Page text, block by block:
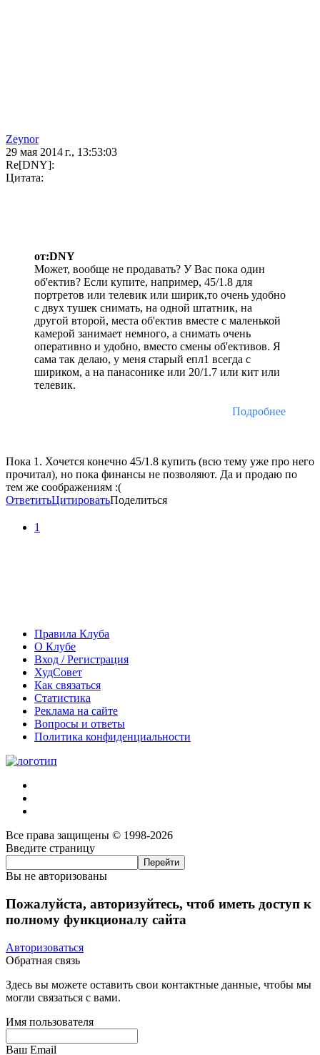
Zeynor
29 мая 2014 г., 13:53:03
Re[DNY]:
Цитата:
от:DNY
Может, вообще не продавать? У Вас пока один
об'ектив? Если купите, например, 45/1.8 для
портретов или телевик или ширик,то очень удобно
с двух тушек снимать, на одной штатник, на
другой второй, места об'ектив вместе с маленькой
камерой занимает немного, а снимать очень
оперативно и удобно, вместо смены об'ективов. Я
сама так делаю, у меня старый епл1 всегда с
шириком, а на панасонике или 20/1.7 или кит или
телевик.
Подробнее
Пока 1. Хочется конечно 45/1.8 купить (всю тему уже про него
прочитал), но пока финансы не позволяют. Да и продаю по
тем же соображениям :(
ОтветитьЦитироватьПоделиться
1
Правила Клуба
О Клубе
Вход / Регистрация
ХудСовет
Как связаться
Статистика
Реклама на сайте
Вопросы и ответы
Политика конфиденциальности
Все права защищены © 1998-2026
Введите страницу
Вы не авторизованы
Пожалуйста, авторизуйтесь, чтоб иметь доступ к
полному функционалу сайта
Авторизоваться
Обратная связь
Здесь вы можете оставить свои контактные данные, чтобы мы
могли связаться с вами.
Имя пользователя
Ваш Email